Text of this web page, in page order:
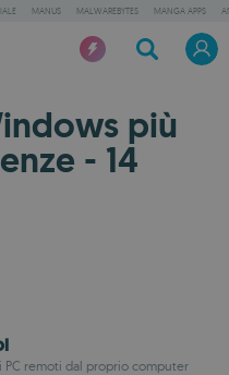
MANUS MALWAREBYTES MANGA APPS
più
- 14
remoti dal proprio computer